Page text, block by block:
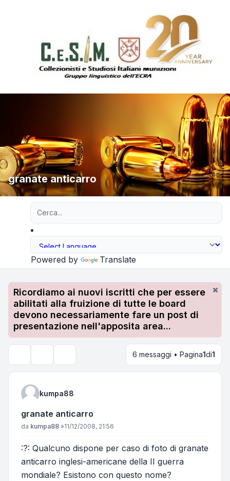
granate anticarro
Powered by Translate
Ricordiamo ai nuovi iscritti che per essere
abilitati alla fruizione di tutte le board
devono necessariamente fare un post di
presentazione nell'apposita area...
6 messaggi • Pagina1di1
kumpa88
granate anticarro
Messaggio
da kumpa88 »11/12/2008, 21:56
:?: Qualcuno dispone per caso di foto di granate
anticarro inglesi-americane della II guerra
mondiale? Esistono con questo nome?